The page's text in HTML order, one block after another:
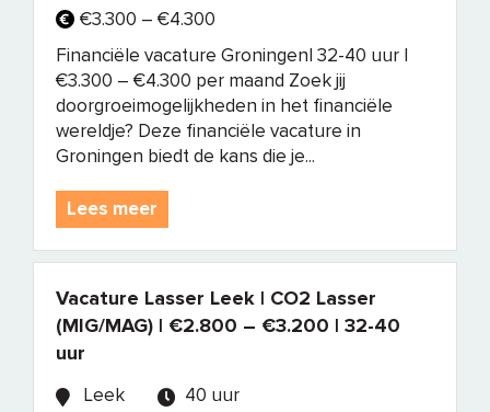
€3.300 – €4.300
Financiële vacature Groningen| 32-40 uur |
€3.300 – €4.300 per maand Zoek jij
doorgroeimogelijkheden in het financiële
wereldje? Deze financiële vacature in
Groningen biedt de kans die je...
Lees meer
Vacature Lasser Leek | CO2 Lasser
(MIG/MAG) | €2.800 – €3.200 | 32-40
uur
Leek
40 uur